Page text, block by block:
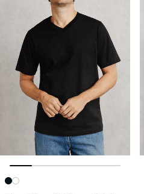
Image précédente
Image suivante